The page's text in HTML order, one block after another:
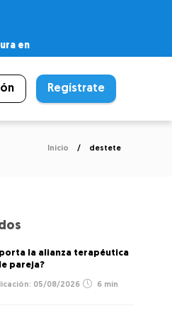
en
Regístrate
Inicio destete
la alianza terapéutica
pareja?
05/08/2026 6 min